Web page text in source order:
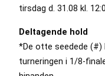
tirsdag d. 31.08 kl.
Deltagende hold
*De otte seedede
turneringen i 1/8-